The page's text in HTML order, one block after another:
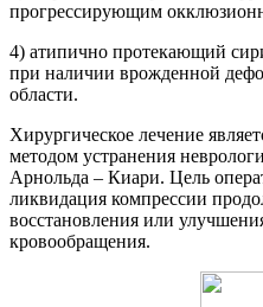
прогрессирующим
4) атипично протекающий
при наличии врожденной
области.
Хирургическое лечение
методом устранения
Арнольда – Киари. Цель
ликвидация компрессии
восстановления или
кровообращения.